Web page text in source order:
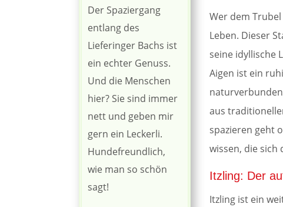
Der Spaziergang
entlang des
Lieferinger Bachs ist
ein echter Genuss.
Und die Menschen
hier? Sie sind immer
nett und geben mir
gern ein Leckerli.
Hundefreundlich,
wie man so schön
sagt!
Wer dem
Leben. Dieser
seine idyllische
Aigen ist ein
aus
spazieren geht
wissen, die sich
Itzling: Der
Itzling ist ein